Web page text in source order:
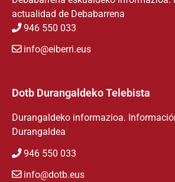
actualidad de Debabarrena
946 550 033
info@eiberri.eus
Dotb Durangaldeko Telebista
Durangaldeko informazioa.
Durangaldea
946 550 033
info@dotb.eus